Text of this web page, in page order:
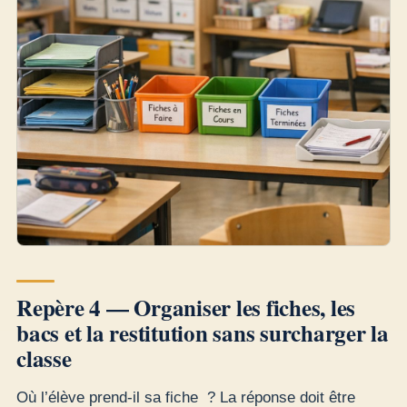
Repère 4 — Organiser les fiches, les
bacs et la restitution sans surcharger la
classe
Où l’élève prend-il sa fiche ? La réponse doit être